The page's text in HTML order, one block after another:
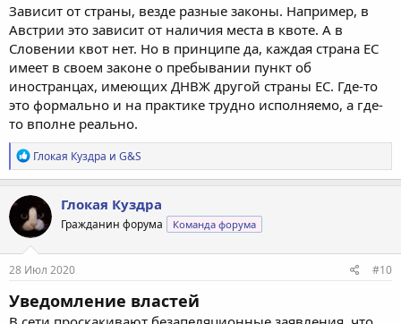
Зависит от страны, везде разные законы. Например, в
Австрии это зависит от наличия места в квоте. А в
Словении квот нет. Но в принципе да, каждая страна ЕС
имеет в своем законе о пребывании пункт об
иностранцах, имеющих ДНВЖ другой страны ЕС. Где-то
это формально и на практике трудно исполняемо, а где-
то вполне реально.
Р
е
а
к
ц
и
и
:
Глокая Куздра и G&S
Глокая Куздра
Гражданин форума Команда форума
28 Июл 2020 #10
Уведомление властей